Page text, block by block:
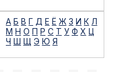
А Б В Г Д Е Ё Ж З И К Л
М Н О П Р С Т У Ф Х Ц
Ч Ш Щ Э Ю Я